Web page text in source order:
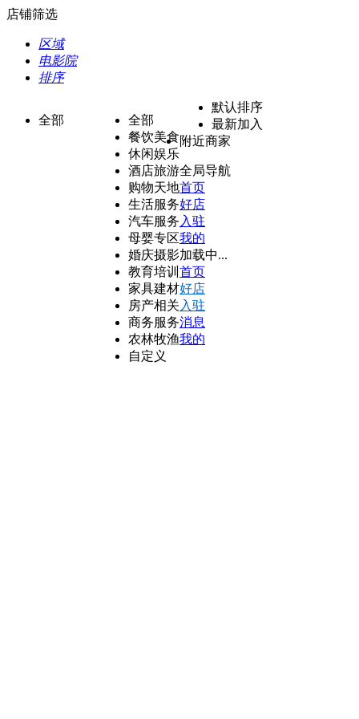
店铺筛选
区域
电影院
排序
全部
全部
餐饮美食
休闲娱乐
酒店旅游
购物天地
生活服务
汽车服务
母婴专区
婚庆摄影
教育培训
家具建材
房产相关
商务服务
农林牧渔
自定义
默认排序
最新加入
附近商家
全局导航
首页
好店
入驻
我的
加载中...
首页
好店
入驻
消息
我的